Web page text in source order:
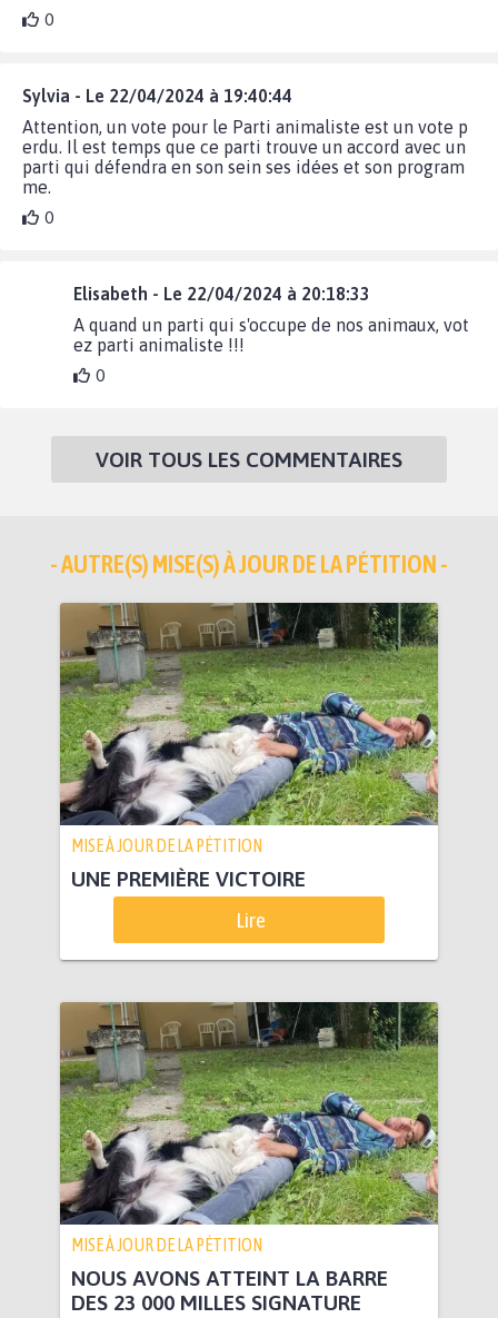
0
Sylvia - Le 22/04/2024 à 19:40:44
Attention, un vote pour le Parti animaliste est un vote p
erdu. Il est temps que ce parti trouve un accord avec un
parti qui défendra en son sein ses idées et son program
me.
0
Elisabeth - Le 22/04/2024 à 20:18:33
A quand un parti qui s'occupe de nos animaux, vot
ez parti animaliste !!!
0
VOIR TOUS LES COMMENTAIRES
- AUTRE(S) MISE(S) À JOUR DE LA PÉTITION -
MISE À JOUR DE LA PÉTITION
UNE PREMIÈRE VICTOIRE
Lire
MISE À JOUR DE LA PÉTITION
NOUS AVONS ATTEINT LA BARRE
DES 23 000 MILLES SIGNATURE